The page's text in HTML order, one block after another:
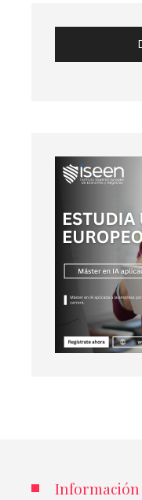
Información